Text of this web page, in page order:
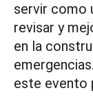
servir como
revisar y
en la
este evento